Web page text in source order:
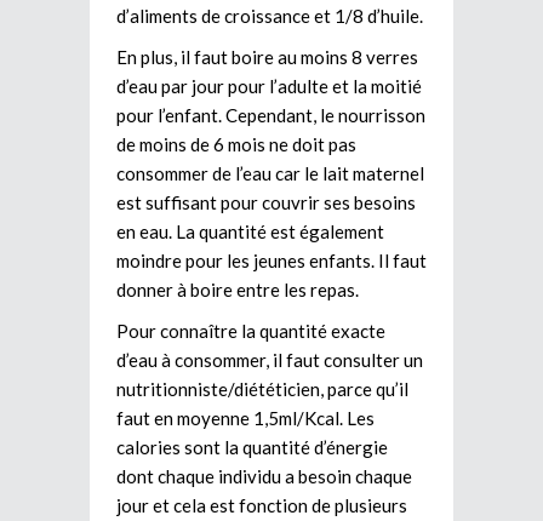
d’aliments de croissance et 1/8 d’huile.
En plus, il faut boire au moins 8 verres
d’eau par jour pour l’adulte et la moitié
pour l’enfant. Cependant, le nourrisson
de moins de 6 mois ne doit pas
consommer de l’eau car le lait maternel
est suffisant pour couvrir ses besoins
en eau. La quantité est également
moindre pour les jeunes enfants. Il faut
donner à boire entre les repas.
Pour connaître la quantité exacte
d’eau à consommer, il faut consulter un
nutritionniste/diététicien, parce qu’il
faut en moyenne 1,5ml/Kcal. Les
calories sont la quantité d’énergie
dont chaque individu a besoin chaque
jour et cela est fonction de plusieurs